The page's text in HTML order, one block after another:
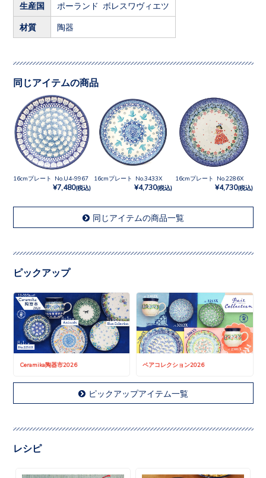
生産国 ポーランド ボレスワヴィエツ
材質 陶器
同じアイテムの商品
16cmプレート No.U4-9967
¥7,480(税込)
16cmプレート No.3433X
¥4,730(税込)
16cmプレート No.2286X
¥4,730(税込)
同じアイテムの商品一覧
ピックアップ
Ceramika陶器市2026 ペアコレクション2026
ピックアップアイテム一覧
レシピ